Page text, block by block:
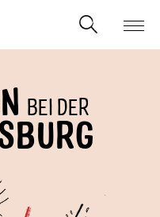
BEI DER